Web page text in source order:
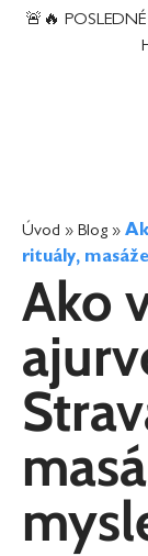
content
🚨🔥
Úvod » Blog »
rituály,
Ako